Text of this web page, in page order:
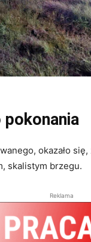
pokonania
okazało
skalistym brzegu.
Reklama